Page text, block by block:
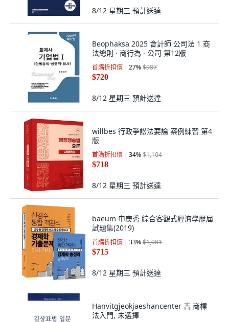
8/12 星期三 預計送達
Beophaksa 2025 會計師 公司法 1 商
法總則 · 商行為 · 公司 第12版
首購折扣價 27%$987
$720
8/12 星期三 預計送達
willbes 行政爭訟法要論 案例練習 第4
版
首購折扣價 34%$1,104
$718
8/12 星期三 預計送達
baeum 申庚秀 綜合客觀式經濟學歷屆
試題集(2019)
首購折扣價 33%$1,081
$715
8/12 星期三 預計送達
Hanvitgjeokjaeshancenter 吉 商標
法入門, 未選擇